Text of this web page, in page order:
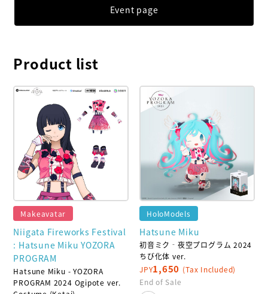
Event page
Product list
Makeavatar
Niigata Fireworks Festival
: Hatsune Miku YOZORA
PROGRAM
Hatsune Miku - YOZORA
PROGRAM 2024 Ogipote ver.
HoloModels
Hatsune Miku
初音ミク‐夜空プログラム 2024
ちび化体 ver.
JPY1,650 (Tax Included)
End of Sale